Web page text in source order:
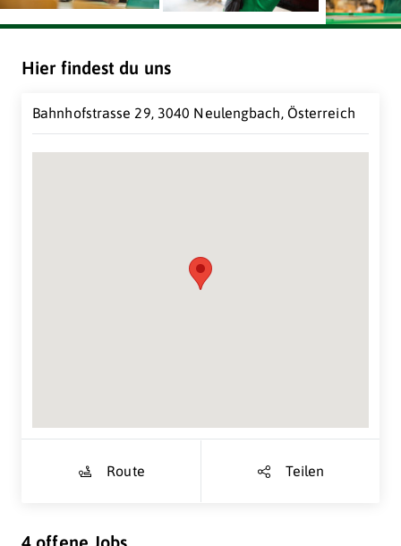
Hier findest du uns
Bahnhofstrasse 29, 3040 Neulengbach, Österreich
Route Teilen